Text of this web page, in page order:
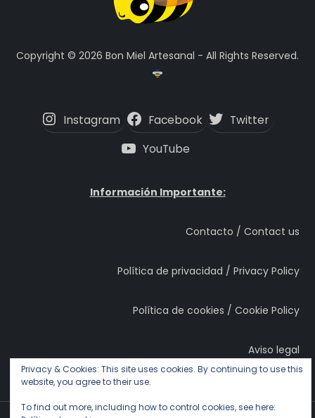
Copyright © 2026 Bon Miel Artesanal - All Rights Reserved.
Instagram Facebook
Twitter
YouTube
Información Importante:
Contacto / Contact us
Política de privacidad / Privacy Policy
Política de cookies / Cookie Policy
Aviso legal
Privacy & Cookies: This site uses cookies. By continuing to use this
website, you agree to their use.
To find out more, including how to control cookies, see here: